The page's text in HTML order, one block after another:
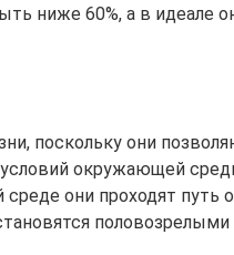
ниже 60%, а в идеале
поскольку они
окружающей
они проходят путь
половозрелыми